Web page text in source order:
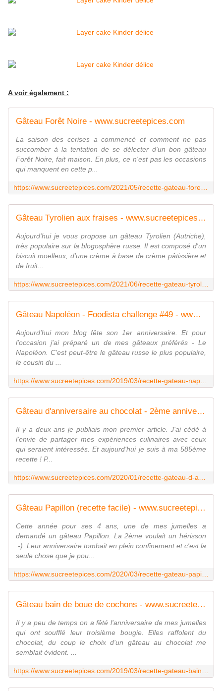
A voir également :
Gâteau Forêt Noire - www.sucreetepices.com
La saison des cerises a commencé et comment ne pas
succomber à la tentation de se délecter d'un bon gâteau
Forêt Noire, fait maison. En plus, ce n'est pas les occasions
qui manquent en cette p...
Gâteau Tyrolien aux fraises - www.sucreetepices.com
Aujourd'hui je vous propose un gâteau Tyrolien (Autriche),
très populaire sur la blogosphère russe. Il est composé d'un
biscuit moelleux, d'une crème à base de crème pâtissière et
de fruit...
Gâteau Napoléon - Foodista challenge #49 - www.sucreetepices.com
Aujourd'hui mon blog fête son 1er anniversaire. Et pour
l'occasion j'ai préparé un de mes gâteaux préférés - Le
Napoléon. C'est peut-être le gâteau russe le plus populaire,
le cousin du ...
Gâteau d'anniversaire au chocolat - 2ème anniversaire du blog ! - www.sucreetepices.com
Il y a deux ans je publiais mon premier article. J'ai cédé à
l'envie de partager mes expériences culinaires avec ceux
qui seraient intéressés. Et aujourd'hui je suis à ma 585ème
recette ! P...
Gâteau Papillon (recette facile) - www.sucreetepices.com
Cette année pour ses 4 ans, une de mes jumelles a
demandé un gâteau Papillon. La 2ème voulait un hérisson
:-). Leur anniversaire tombait en plein confinement et c'est la
seule chose que je pou...
Gâteau bain de boue de cochons - www.sucreetepices.com
Il y a peu de temps on a fêté l'anniversaire de mes jumelles
qui ont soufflé leur troisième bougie. Elles raffolent du
chocolat, du coup le choix d'un gâteau au chocolat me
semblait évident. ...